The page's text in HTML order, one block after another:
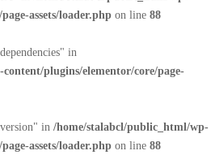
assets/loader.php on line 88
in
plugins/elementor/core/page-
in /home/stalabcl/public_html/wp-
assets/loader.php on line 88